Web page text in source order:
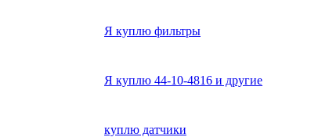
Я куплю фильтры
Я куплю 44-10-4816 и другие
куплю датчики